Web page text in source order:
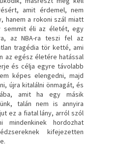
amit érdemel, nem
hanem a rokoni szál miatt
semmit éli az életét, egy
az NBA-ra teszi fel az
tragédia tör ketté, ami
az egész életére hatással
és célja egyre távolabb
képes elengedni, majd
újra kitalálni önmagát, és
amit ha egy másik
talán nem is annyira
ez a fiatal lány, arról szól
hordozhat
kifejezetten